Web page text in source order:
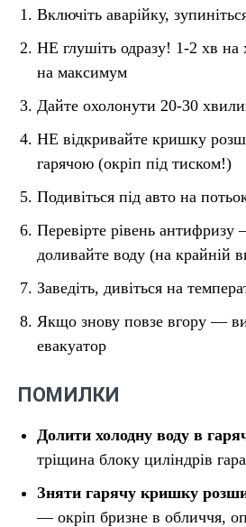
Включіть аварійку,
НЕ глушіть одразу! 1-2 хв на
на максимум
Дайте охолонути 20-30
НЕ відкривайте кришку
гарячою (окріп під тиском!)
Подивіться під авто на
Перевірте рівень
доливайте воду (на крайній
Заведіть, дивіться на
Якщо знову повзе вгору —
евакуатор
ПОМИЛКИ
Долити холодну воду в
тріщина блоку циліндрів
Зняти гарячу кришку
— окріп бризне в обличчя,